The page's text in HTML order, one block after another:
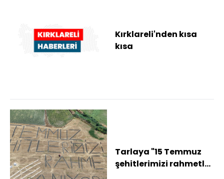
Kırklareli'nden kısa
kısa
Tarlaya "15 Temmuz
şehitlerimizi rahmetle